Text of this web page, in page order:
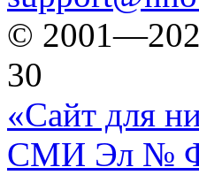
©
30
«Сайт для
СМИ Эл №